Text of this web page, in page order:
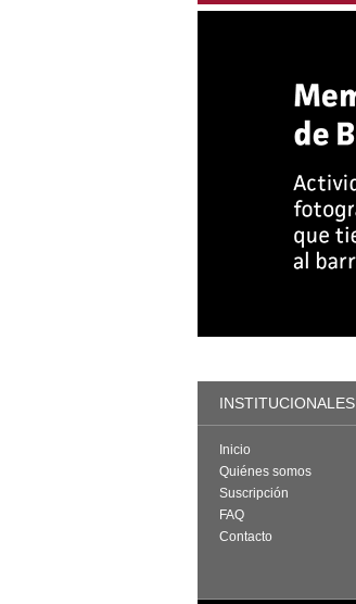
INSTITUCIONALES
Inicio
Quiénes somos
Suscripción
FAQ
Contacto